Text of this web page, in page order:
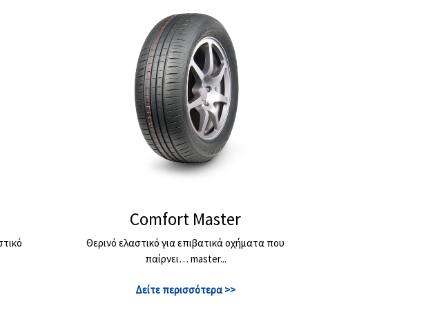
Comfort Master
Θερινό ελαστικό για επιβατικά οχήματα που
παίρνει… master...
Δείτε περισσότερα >>